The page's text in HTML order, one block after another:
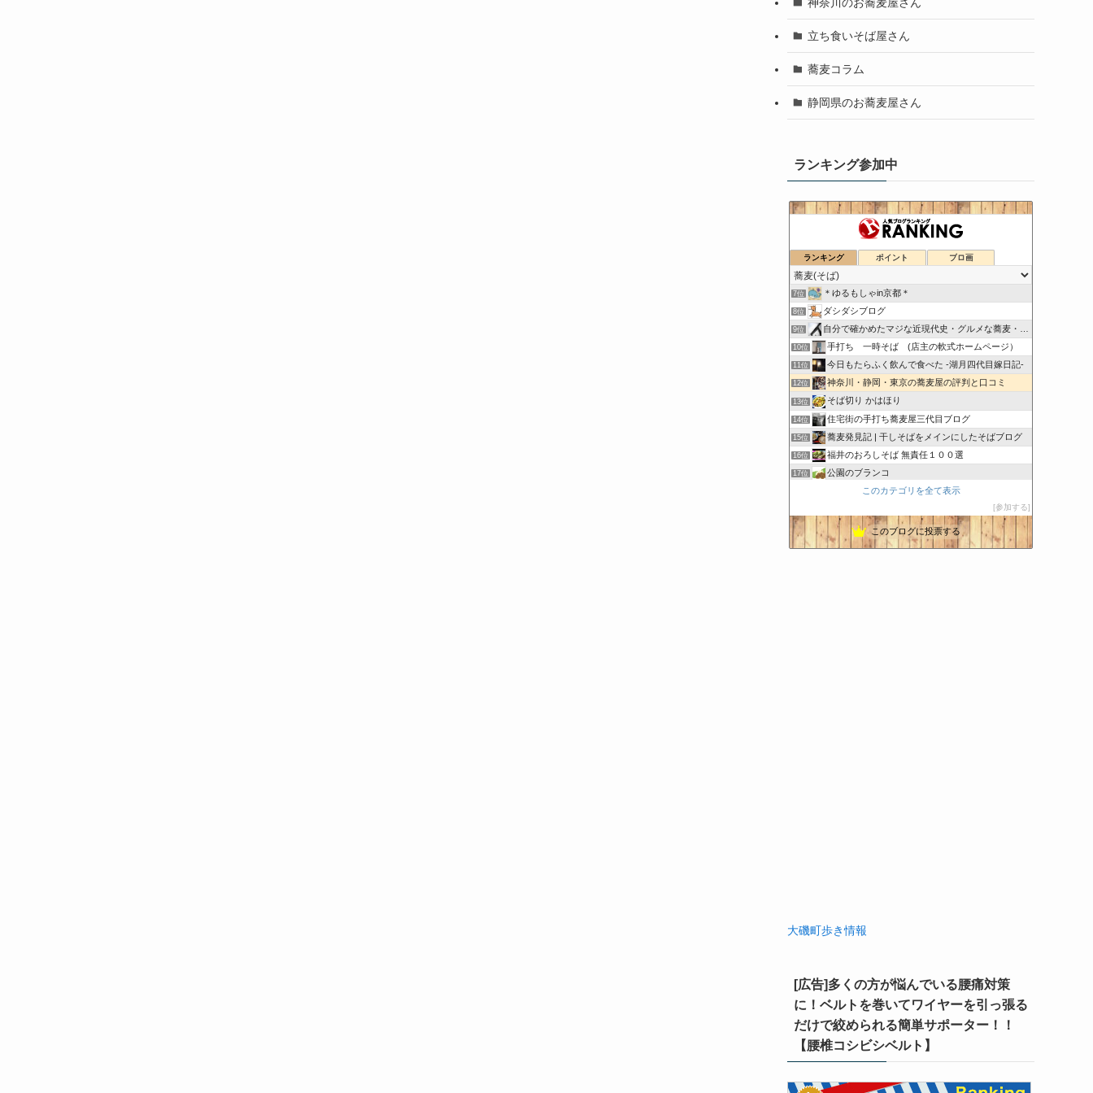
立ち食いそば屋さん
蕎麦コラム
静岡県のお蕎麦屋さん
ランキング参加中
ランキング ポイント ブロ画
こちら出石町 出石そばの「田中屋食品製造部」
6位 日刊『水と蕎麦 研究図鑑』
7位 ＊ゆるもしゃin京都＊
8位 ダシダシブログ
9位 自分で確かめたマジな近現代史・グルメな蕎麦・キレイなお花さん
10位 手打ち 一時そば (店主の軟式ホームページ）
11位 今日もたらふく飲んで食べた -湖月四代目嫁日記-
12位 神奈川・静岡・東京の蕎麦屋の評判と口コミ
13位 そば切り かはほり
14位 住宅街の手打ち蕎麦屋三代目ブログ
15位 蕎麦発見記 | 干しそばをメインにしたそばブログ
16位 福井のおろしそば 無責任１００選
17位 公園のブランコ
茨城県大洗町手打ちそば常陸屋のブログ
鎌倉麺ぶろぐ | 鎌倉周辺の美味しいらーめんと蕎麦を紹介
このカテゴリを全て表示
参加する
このブログに投票する
大磯町歩き情報
[広告]多くの方が悩んでいる腰痛対策
に！ベルトを巻いてワイヤーを引っ張る
だけで絞められる簡単サポーター！！
【腰椎コシビシベルト】